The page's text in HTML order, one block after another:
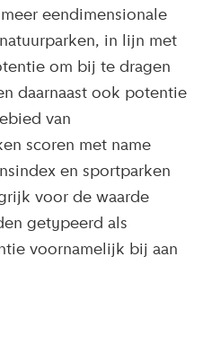
eendimensionale
in lijn met
om bij te dragen
daarnaast ook potentie
van
scoren met name
en sportparken
voor de waarde
getypeerd als
voornamelijk bij aan